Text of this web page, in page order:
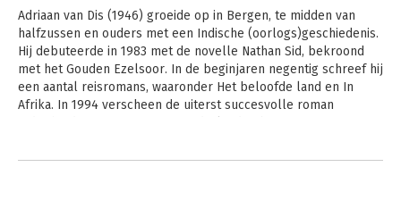
Adriaan van Dis (1946) groeide op in Bergen, te midden van
halfzussen en ouders met een Indische (oorlogs)geschiedenis.
Hij debuteerde in 1983 met de novelle Nathan Sid, bekroond
met het Gouden Ezelsoor. In de beginjaren negentig schreef hij
een aantal reisromans, waaronder Het beloofde land en In
Afrika. In 1994 verscheen de uiterst succesvolle roman
leed. Dit boek werd bekroond met de Gouden Uil (1995) en de
Andere boeken door Adriaan van